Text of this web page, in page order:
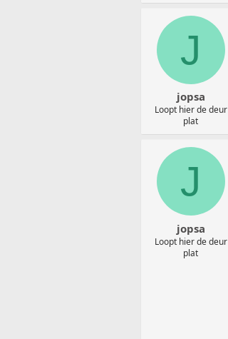
J
jopsa
Loopt hier de deur
plat
J
jopsa
Loopt hier de deur
plat